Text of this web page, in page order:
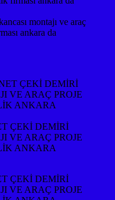
montajı ve araç
ankara da
ÇEKİ DEMİRİ
VE ARAÇ PROJE
ANKARA
ÇEKİ DEMİRİ
VE ARAÇ PROJE